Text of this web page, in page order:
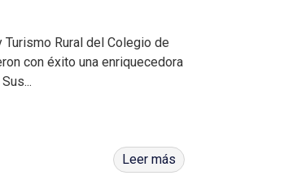
Rural del Colegio de
con éxito una enriquecedora
Leer más